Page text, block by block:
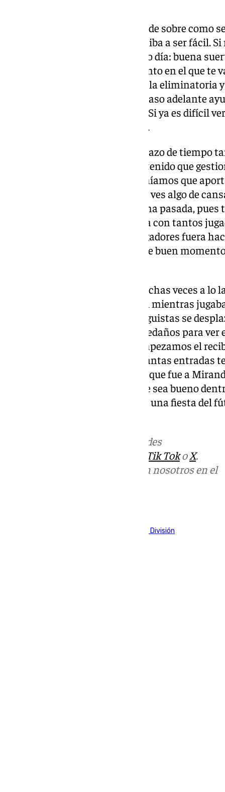
Tras el empate, el lojeño responde sobre como
están con ganas. Sabían que no iba a ser fácil.
ventaja mejor, pero lo dije el otro día: buena
fuimos a Jaén y hubo un momento en el que te
dar un paso atrás para amarrar la eliminatoria
cerrarla. Muchas veces dar un paso adelante
claras con lo que quieres hacer. Si ya es difícil
ya sería el colmo de los colmos».
Jugar muchos partidos en un plazo de tiempo
Funes contesta sobre como ha tenido que
«Era una situación en la que teníamos que
en el que hacía falta energía y si ves algo de
Niño, como lo hicieron la semana pasada,
Haber estado toda la temporada con tantos
perdido muchos tramos con jugadores fuera
momento. Están llegando en ese buen
El granadino ha comentado muchas veces a lo
equipo se ha sentido como local mientras
esto, muchos aficionados malaguistas se
teniendo que quedarse en los aledaños para
dicho lo siguiente: «Cada vez empezamos el
acompañado siempre, no sé cuántas entradas
podremos estar, pero hay gente que fue a
van a ir a Almería? Lo que sí, que sea bueno
los cruces, que nos lleven a vivir una fiesta del
en las redes
Tik TokoX.
Puedes ponerte en contacto con nosotros en el
Segunda División